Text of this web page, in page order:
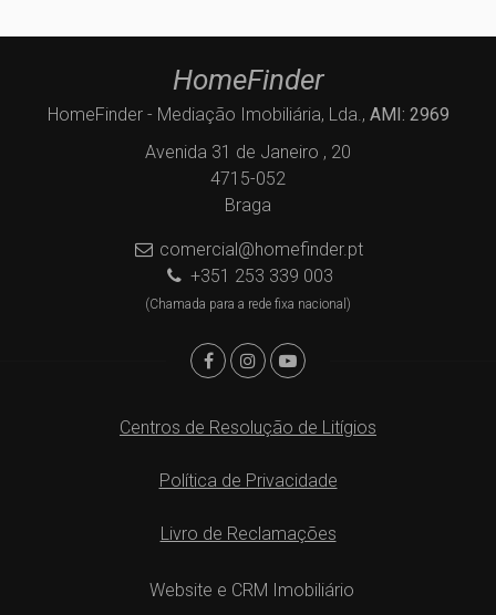
HomeFinder
HomeFinder - Mediação Imobiliária, Lda., AMI: 2969
Avenida 31 de Janeiro , 20
4715-052
Braga
comercial@homefinder.pt
+351 253 339 003
(Chamada para a rede fixa nacional)
Centros de Resolução de Litígios
Política de Privacidade
Livro de Reclamações
Website e CRM Imobiliário